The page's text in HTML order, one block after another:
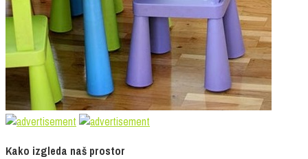
Kako izgleda naš prostor